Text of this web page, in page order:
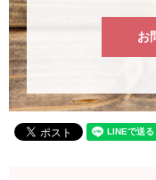
お